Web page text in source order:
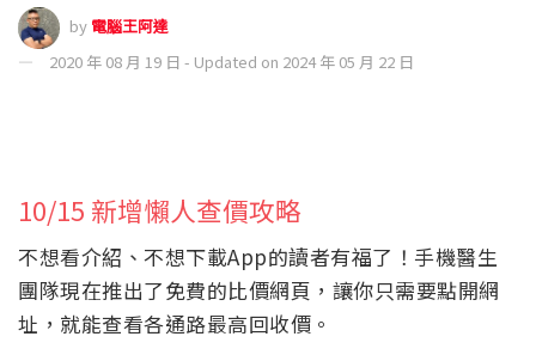
by 電腦王阿達
2020 年 08 月 19 日 - Updated on 2024 年 05 月 22 日
10/15 新增懶人查價攻略
不想看介紹、不想下載App的讀者有福了！手機醫生
團隊現在推出了免費的比價網頁，讓你只需要點開網
址，就能查看各通路最高回收價。